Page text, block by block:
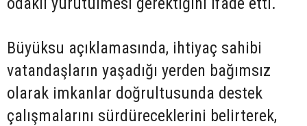
Büyüksu açıklamasında, ihtiyaç sahibi
vatandaşların yaşadığı yerden bağımsız
olarak imkanlar doğrultusunda destek
çalışmalarını sürdüreceklerini belirterek,